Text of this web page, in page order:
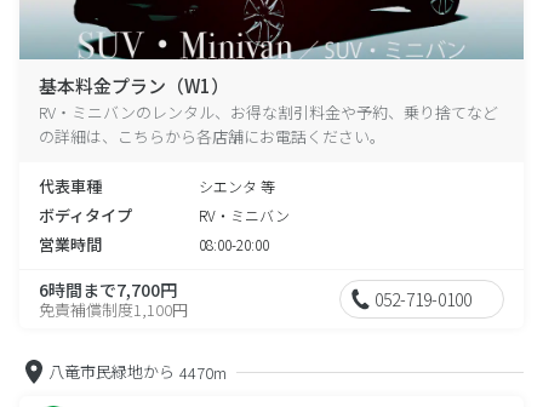
基本料金プラン（W1）
RV・ミニバンのレンタル、お得な割引料金や予約、乗り捨てなど
の詳細は、こちらから各店舗にお電話ください。
代表車種 シエンタ 等
ボディタイプ RV・ミニバン
営業時間 08:00-20:00
6時間まで7,700円
免責補償制度1,100円 052-719-0100
八竜市民緑地から 4470m